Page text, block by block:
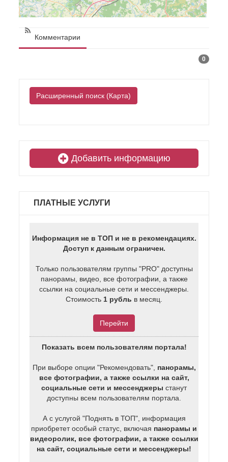
Комментарии
0
Расширенный поиск (Карта)
Добавить информацию
ПЛАТНЫЕ УСЛУГИ
Информация не в ТОП и не в рекомендациях.
Доступ к данным ограничен.
Только пользователям группы "PRO" доступны
панорамы, видео, все фотографии, а также
ссылки на социальные сети и мессенджеры.
Стоимость 1 рубль в месяц.
Перейти
Показать всем пользователям портала!
При выборе опции "Рекомендовать", панорамы,
все фотографии, а также ссылки на сайт,
социальные сети и мессенджеры станут
доступны всем пользователям портала.
А с услугой "Поднять в ТОП", информация
приобретет особый статус, включая панорамы и
видеоролик, все фотографии, а также ссылки
на сайт, социальные сети и мессенджеры!